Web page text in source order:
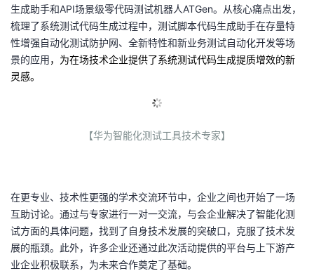
生成助手和API场景级零代码测试机器人ATGen。从核心痛点出发，
梳理了系统测试代码生成过程中，测试脚本代码生成助手在存量特
性增强自动化测试防护网、全新特性和新业务测试自动化开发等场
景的应用，为在场技术企业提供了系统测试代码生成提质增效的新
灵感。
【华为智能化测试工具技术专家】
在更专业、技术性更强的学术交流环节中，企业之间也开始了一场
互助讨论。通过与专家进行一对一交流，与会企业解决了智能化测
试方面的具体问题，找到了自身技术发展的突破口，克服了技术发
展的瓶颈。此外，许多企业还通过此次活动提供的平台与上下游产
业企业积极联系，为未来合作奠定了基础。